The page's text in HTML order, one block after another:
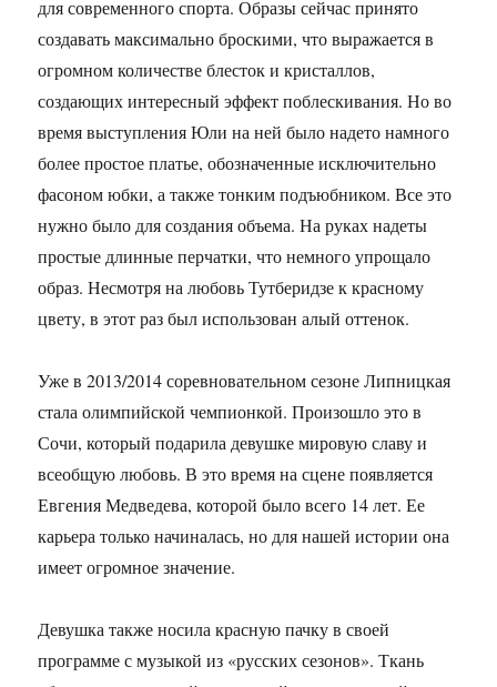
для современного спорта. Образы сейчас принято
создавать максимально броскими, что выражается в
огромном количестве блесток и кристаллов,
создающих интересный эффект поблескивания. Но во
время выступления Юли на ней было надето намного
более простое платье, обозначенные исключительно
фасоном юбки, а также тонким подъюбником. Все это
нужно было для создания объема. На руках надеты
простые длинные перчатки, что немного упрощало
образ. Несмотря на любовь Тутберидзе к красному
цвету, в этот раз был использован алый оттенок.
Уже в 2013/2014 соревновательном сезоне Липницкая
стала олимпийской чемпионкой. Произошло это в
Сочи, который подарила девушке мировую славу и
всеобщую любовь. В это время на сцене появляется
Евгения Медведева, которой было всего 14 лет. Ее
карьера только начиналась, но для нашей истории она
имеет огромное значение.
Девушка также носила красную пачку в своей
программе с музыкой из «русских сезонов». Ткань